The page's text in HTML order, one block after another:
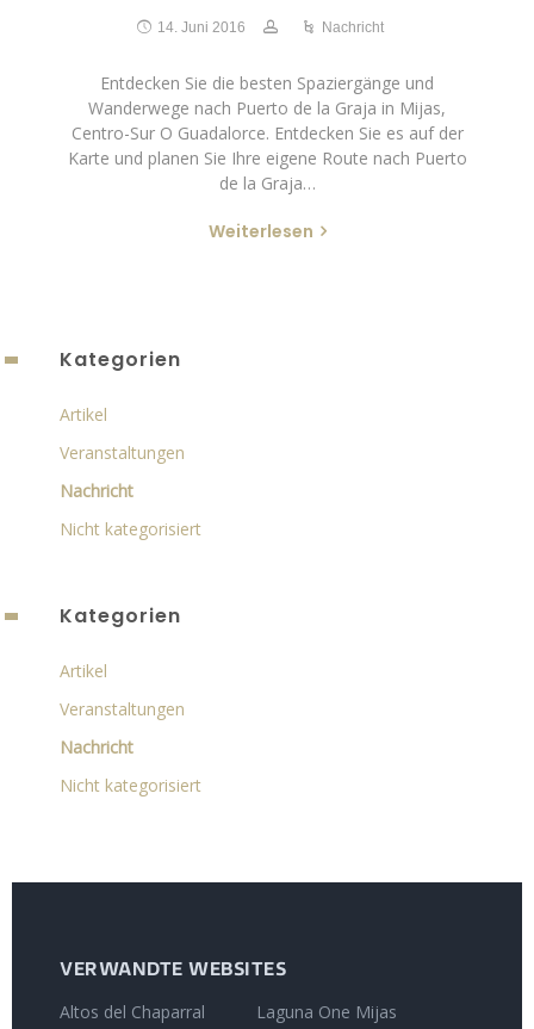
14. Juni 2016 Nachricht
Entdecken Sie die besten Spaziergänge und
Wanderwege nach Puerto de la Graja in Mijas,
Centro-Sur O Guadalorce. Entdecken Sie es auf der
Karte und planen Sie Ihre eigene Route nach Puerto
de la Graja…
Weiterlesen
Kategorien
Artikel
Veranstaltungen
Nachricht
Nicht kategorisiert
Kategorien
Artikel
Veranstaltungen
Nachricht
Nicht kategorisiert
VERWANDTE WEBSITES
Altos del Chaparral
Laguna One Mijas